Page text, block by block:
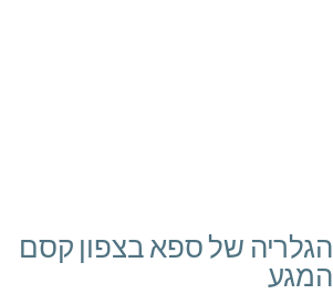
הגלריה של ספא בצפון קסם
המגע